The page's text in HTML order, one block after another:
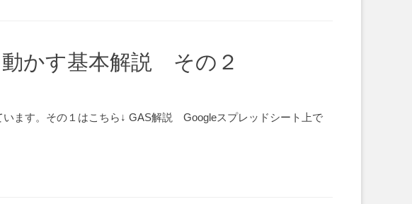
かす基本解説 その２
ます。その１はこちら↓ GAS解説 Googleスプレッドシート上で